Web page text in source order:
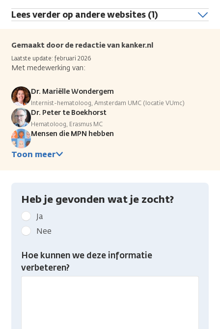
Lees verder op andere websites (1)
Gemaakt door de redactie van kanker.nl
Laatste update: februari 2026
Met medewerking van:
Dr. Mariëlle Wondergem
Internist-hematoloog, Amsterdam UMC (locatie VUmc)
Dr. Peter te Boekhorst
Hematoloog, Erasmus MC
Mensen die MPN hebben
Toon meer
Heb je gevonden wat je zocht?
Geef
kanker.nl
feedback:
Heb
gevonden
Ja
Nee
Hoe kunnen we deze informatie
verbeteren?